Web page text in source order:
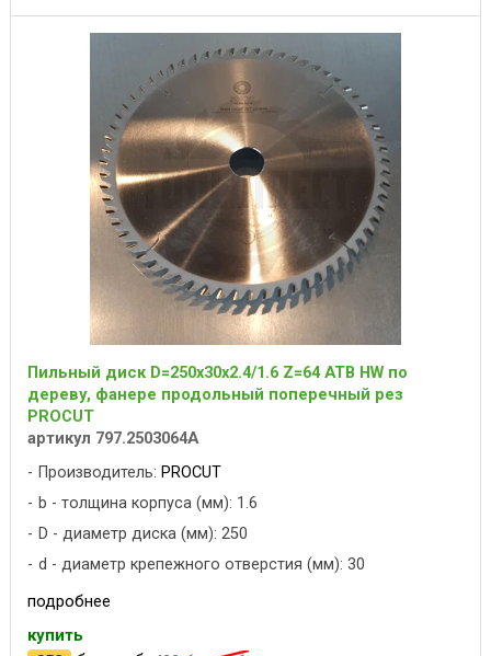
Пильный диск D=250x30x2.4/1.6 Z=64 ATB HW по
дереву, фанере продольный поперечный рез
PROCUT
артикул 797.2503064A
Производитель: PROCUT
b - толщина корпуса (мм): 1.6
D - диаметр диска (мм): 250
d - диаметр крепежного отверстия (мм): 30
подробнее
купить